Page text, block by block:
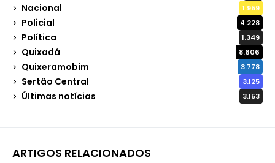
Nacional 1.959
Policial 4.228
Política 1.349
Quixadá 8.606
Quixeramobim 3.778
Sertão Central 3.125
Últimas notícias 3.153
ARTIGOS RELACIONADOS